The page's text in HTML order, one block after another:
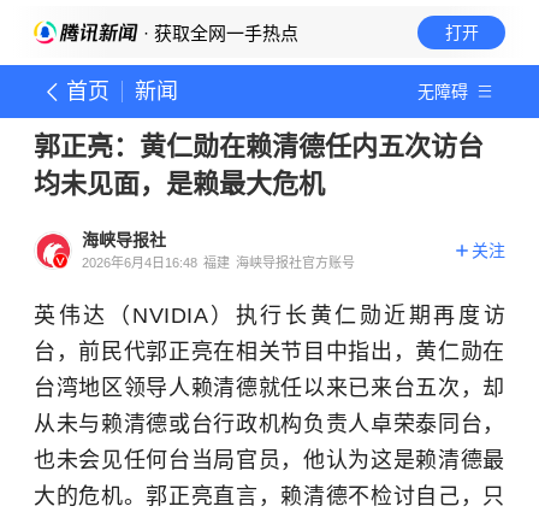
· 获取全网一手热点 打开
首页 新闻 无障碍
郭正亮：黄仁勋在赖清德任内五次访台
均未见面，是赖最大危机
海峡导报社
2026年6月4日16:48 福建 海峡导报社官方账号
关注
英伟达（NVIDIA）执行长黄仁勋近期再度访
台，前民代郭正亮在相关节目中指出，黄仁勋在
台湾地区领导人赖清德就任以来已来台五次，却
从未与赖清德或台行政机构负责人卓荣泰同台，
也未会见任何台当局官员，他认为这是赖清德最
大的危机。郭正亮直言，赖清德不检讨自己，只